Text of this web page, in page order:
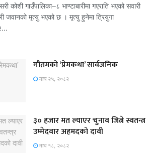
कोशी गाउँपालिका–८ भाण्टाबारीमा गएराति भएको सवारी
जवानको मृत्यु भएको छ । मृत्यु हुनेमा त्रियुगा
गौतमको ‘प्रेमकथा’ सार्वजनिक
माघ २५, २०८२
३० हजार मत ल्याएर चुनाव जित्ने स्वतन्त्र
उम्मेदवार अहमदको दावी
माघ १८, २०८२